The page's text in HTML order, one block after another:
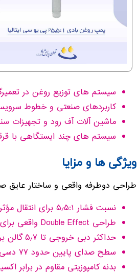
سیستم های توزیع روغن در
کاربردهای صنعتی و خطوط
ماشین آلات آف رود و تجهیزات
سیستم های چند ایستگاهی با
ویژگی ها و مزایا
طراحی دوطرفه واقعی و ساختار عایق
نسبت فشار ۵٫۵:۱ برای انتقال مؤثر روغن
طراحی Double Effect واقعی برای کاهش مصرف هوا
حداکثر دبی خروجی تا ۵٫۷ گالن بر دقیقه
سطح صدای پایین حدود ۷۷ دسی بل
بدنه کامپوزیتی مقاوم در برابر